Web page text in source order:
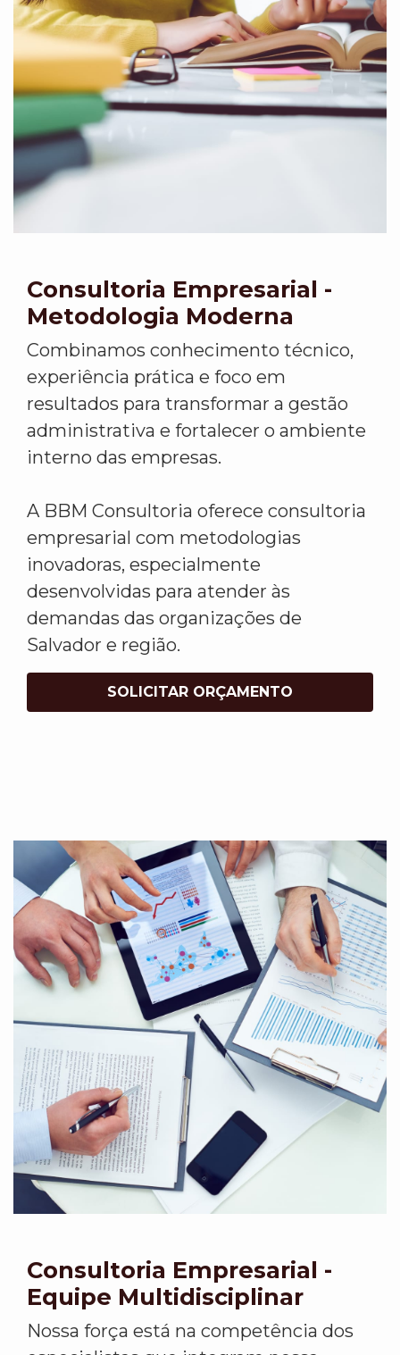
Consultoria Empresarial -
Metodologia Moderna
Combinamos conhecimento técnico,
experiência prática e foco em
resultados para transformar a gestão
administrativa e fortalecer o ambiente
interno das empresas.
A BBM Consultoria oferece consultoria
empresarial com metodologias
inovadoras, especialmente
desenvolvidas para atender às
demandas das organizações de
Salvador e região.
SOLICITAR ORÇAMENTO
Consultoria Empresarial -
Equipe Multidisciplinar
Nossa força está na competência dos